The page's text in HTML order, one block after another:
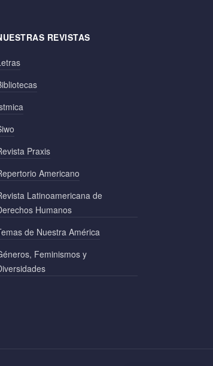
REVISTAS
Praxis
Americano
Latinoamericana de
Humanos
de Nuestra América
Feminismos y